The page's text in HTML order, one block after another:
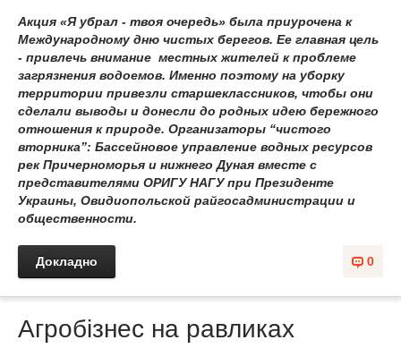
Акция «Я убрал - твоя очередь» была приурочена к
Международному дню чистых берегов. Ее главная цель
- привлечь внимание местных жителей к проблеме
загрязнения водоемов. Именно поэтому на уборку
территории привезли старшеклассников, чтобы они
сделали выводы и донесли до родных идею бережного
отношения к природе. Организаторы “чистого
вторника”: Бассейновое управление водных ресурсов
рек Причерноморья и нижнего Дуная вместе с
представителями ОРИГУ НАГУ при Президенте
Украины, Овидиопольской райгосадминистрации и
общественности.
0
Докладно
Агробізнес на равликах